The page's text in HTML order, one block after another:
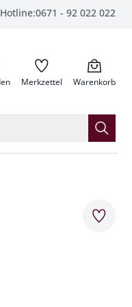
0671 - 92 022 022
anrufen
Merkzettel Warenkorb